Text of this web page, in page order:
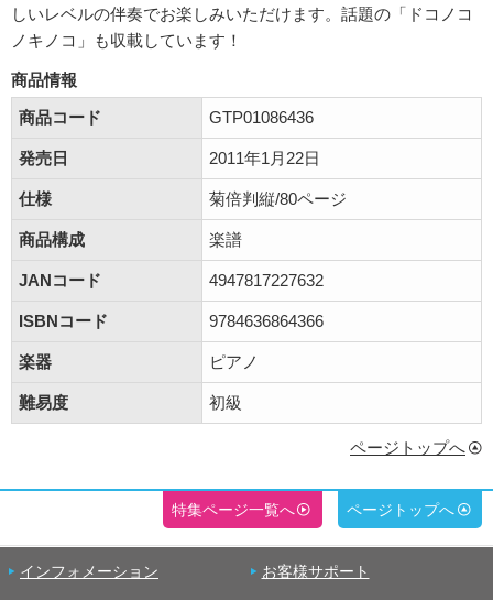
しいレベルの伴奏でお楽しみいただけます。話題の「ドコノコ
ノキノコ」も収載しています！
商品情報
商品コード
GTP01086436
発売日 2011年1月22日
仕様 菊倍判縦/80ページ
商品構成 楽譜
JANコード 4947817227632
ISBNコード 9784636864366
楽器 ピアノ
難易度 初級
ページトップへ
特集ページ一覧へ ページトップへ
インフォメーション お客様サポート